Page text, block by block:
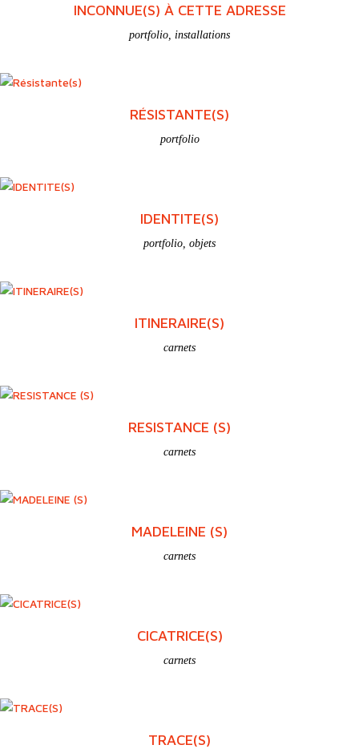
INCONNUE(S) À CETTE ADRESSE
portfolio installations
RÉSISTANTE(S)
portfolio
IDENTITE(S)
portfolio objets
ITINERAIRE(S)
carnets
RESISTANCE (S)
carnets
MADELEINE (S)
carnets
CICATRICE(S)
carnets
TRACE(S)